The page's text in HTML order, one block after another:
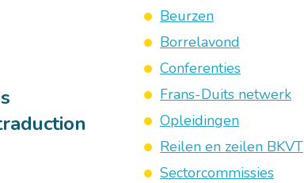
Beurzen
Borrelavond
Conferenties
Frans-Duits netwerk
Opleidingen
Reilen en zeilen BKVT
Sectorcommissies